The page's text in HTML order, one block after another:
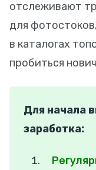
отслеживают
для
в каталогах
пробиться
Для начала
заработка: